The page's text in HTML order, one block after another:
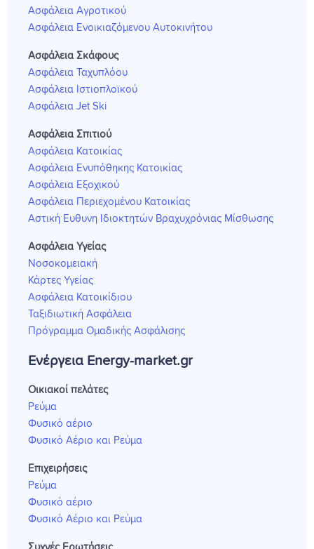
Ασφάλεια Αγροτικού
Ασφάλεια Ενοικιαζόμενου Αυτοκινήτου
Ασφάλεια Σκάφους
Ασφάλεια Ταχυπλόου
Ασφάλεια Ιστιοπλοϊκού
Ασφάλεια Jet Ski
Ασφάλεια Σπιτιού
Ασφάλεια Κατοικίας
Ασφάλεια Ενυπόθηκης Κατοικίας
Ασφάλεια Εξοχικού
Ασφάλεια Περιεχομένου Κατοικίας
Αστική Ευθυνη Ιδιοκτητών Βραχυχρόνιας Μίσθωσης
Ασφάλεια Υγείας
Νοσοκομειακή
Κάρτες Υγείας
Ασφάλεια Κατοικίδιου
Ταξιδιωτική Ασφάλεια
Πρόγραμμα Ομαδικής Ασφάλισης
Ενέργεια Energy-market.gr
Οικιακοί πελάτες
Ρεύμα
Φυσικό αέριο
Φυσικό Αέριο και Ρεύμα
Επιχειρήσεις
Ρεύμα
Φυσικό αέριο
Φυσικό Αέριο και Ρεύμα